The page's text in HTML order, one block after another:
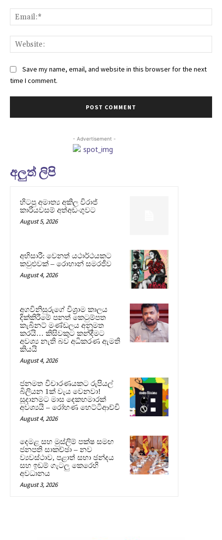
Save my name, email, and website in this browser for the next
time I comment.
- Advertisement -
අලුත් ලිපි
හිටපු අමාත්‍ය අකිල විරාජ්
කාරියවසම් අත්අඩංගුවට
August 5, 2026
අභිසාරී: වෙනත් යථාර්ථයකට
කවුළුවක් – රොහාන් සමරජීව
August 4, 2026
අගවිනිසුරුගේ විශ්‍රාම කාලය
දික්කිරීමේ පනත් කෙටුම්පත
කැබිනට් මණ්ඩලය අනුමත
කරයි… කිසිවකුට කන්දීමට
අවශ්‍ය නැති බව අධිකරණ ඇමති
කියයි
August 4, 2026
ජනමත විචාරණයකට රුපියල්
බිලියන 1ක් වැය වෙනවා!
සූදානමට මාස දෙකහමාරක්
අවශ්‍යයි – රෝහණ හෙට්ටිආච්චි
August 4, 2026
දෙමළ සහ මුස්ලිම් පක්ෂ සමඟ
ජනපති සාකච්ඡා – නව
ව්‍යවස්ථාව, පළාත් සභා ඡන්දය
සහ ඉඩම් ගැටලු කෙරෙහි
අවධානය
August 3, 2026